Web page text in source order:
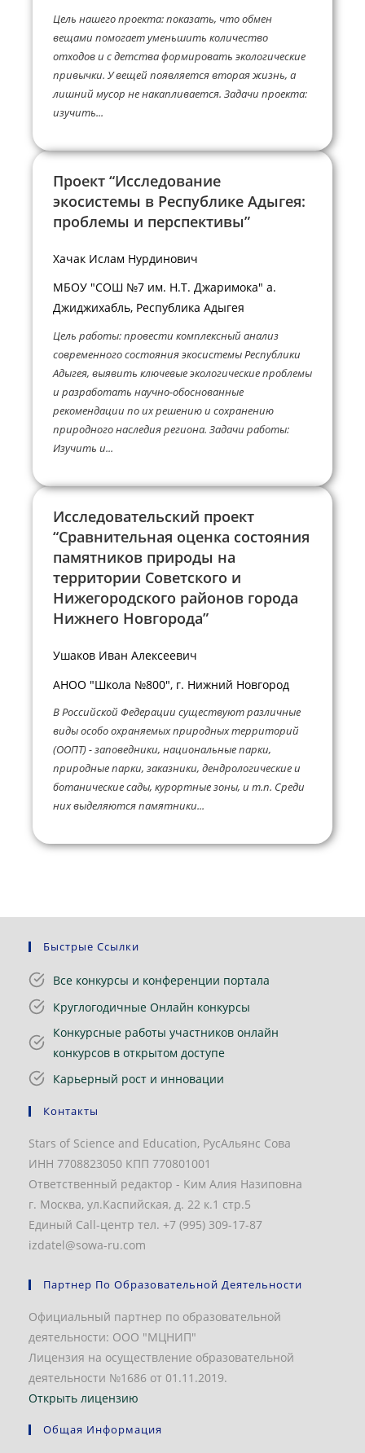
Цель нашего проекта: показать, что обмен
вещами помогает уменьшить количество
отходов и с детства формировать экологические
привычки. У вещей появляется вторая жизнь, а
лишний мусор не накапливается. Задачи проекта:
изучить...
Проект “Исследование
экосистемы в Республике Адыгея:
проблемы и перспективы”
Хачак Ислам Нурдинович
МБОУ "СОШ №7 им. Н.Т. Джаримока" а.
Джиджихабль, Республика Адыгея
Цель работы: провести комплексный анализ
современного состояния экосистемы Республики
Адыгея, выявить ключевые экологические проблемы
и разработать научно-обоснованные
рекомендации по их решению и сохранению
природного наследия региона. Задачи работы:
Изучить и...
Исследовательский проект
“Сравнительная оценка состояния
памятников природы на
территории Советского и
Нижегородского районов города
Нижнего Новгорода”
Ушаков Иван Алексеевич
АНОО "Школа №800", г. Нижний Новгород
В Российской Федерации существуют различные
виды особо охраняемых природных территорий
(ООПТ) - заповедники, национальные парки,
природные парки, заказники, дендрологические и
ботанические сады, курортные зоны, и т.п. Среди
них выделяются памятники...
Быстрые Ссылки
Все конкурсы и конференции портала
Круглогодичные Онлайн конкурсы
Конкурсные работы участников онлайн
конкурсов в открытом доступе
Карьерный рост и инновации
Контакты
Stars of Science and Education, РусАльянс Сова
ИНН 7708823050 КПП 770801001
Ответственный редактор - Ким Алия Назиповна
г. Москва, ул.Каспийская, д. 22 к.1 стр.5
Единый Call-центр тел. +7 (995) 309-17-87
izdatel@sowa-ru.com
Партнер По Образовательной Деятельности
Официальный партнер по образовательной
деятельности: ООО "МЦНИП"
Лицензия на осуществление образовательной
деятельности №1686 от 01.11.2019.
Открыть лицензию
Общая Информация